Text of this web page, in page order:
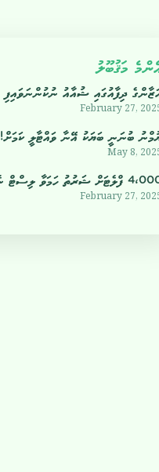
މަޤުބޫލު
ދިފާއުގައި ޝުއާއު ނުކުންނަވައިފި
February 27,
ބުނަނީ ބަޔަކު އޭނާ ވައްޓާލީ ކަމަށް!
May 8,
ފްލެޓަށް ޝަރުތު ހަމަވާ ލިސްޓް ނެރެފި
February 27,